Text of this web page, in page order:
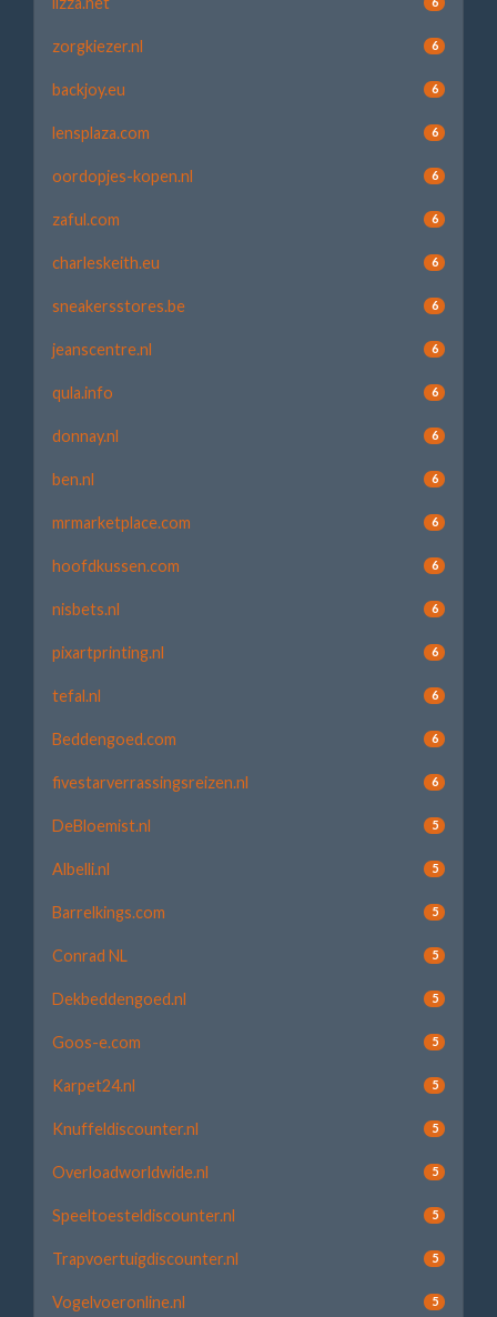
zorgkiezer.nl 6
backjoy.eu 6
lensplaza.com 6
oordopjes-kopen.nl 6
zaful.com 6
charleskeith.eu 6
sneakersstores.be 6
jeanscentre.nl 6
qula.info 6
donnay.nl 6
ben.nl 6
mrmarketplace.com 6
hoofdkussen.com 6
nisbets.nl 6
pixartprinting.nl 6
tefal.nl 6
Beddengoed.com 6
fivestarverrassingsreizen.nl 6
DeBloemist.nl 5
Albelli.nl 5
Barrelkings.com 5
Conrad NL 5
Dekbeddengoed.nl 5
Goos-e.com 5
Karpet24.nl 5
Knuffeldiscounter.nl 5
Overloadworldwide.nl 5
Speeltoesteldiscounter.nl 5
Trapvoertuigdiscounter.nl 5
Vogelvoeronline.nl 5